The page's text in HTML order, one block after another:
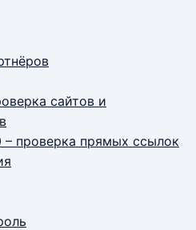
сайтов и
проверка прямых ссылок